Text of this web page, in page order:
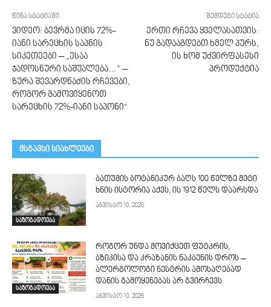
წინა სტატიაში
ვიდეო: ბევრმა იცის 72%-
იანი სარეცხის საპნის
სიკეთეები – „ესაა
ჯადოსნური საშუალება…“ –
ზურა შევარდნაძის რჩევები,
როგორ გამოვიყენოთ
სარეცხის 72%-იანი საპონი“
შემდეგი სტატია
ერთი რჩევა ყველასათვის:
ნუ გადააგდებთ ხმელ პურს,
ის ხომ უძვირფასესი
პროდუქტია
მსგავსი სიახლეები
საზოგადოება
ბათუმის ბოტანიკურ ბაღს 100 წელზე მეტი
ხნის ისტორია აქვს, ის 1912 წელს დაარსდა
აგვისტო 10, 2026
საზოგადოება
როგორ უნდა მოვიქცეთ ფუტკრის,
ბზიკისა და კრაზანის ნაკბენის დროს –
ალერგოლოგი ნესტრის ამოსაღებად
დანის გამოყენებას არ გვირჩევს
აგვისტო 10, 2026